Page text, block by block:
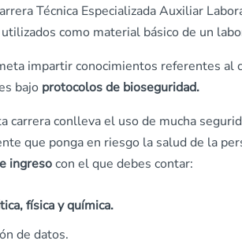
Técnica Especializada Auxiliar
como material básico de un
impartir conocimientos referentes al
bajo protocolos de bioseguridad.
carrera conlleva el uso de mucha
que ponga en riesgo la salud de la
ingresocon el que debes contar:
física y química.
de datos.